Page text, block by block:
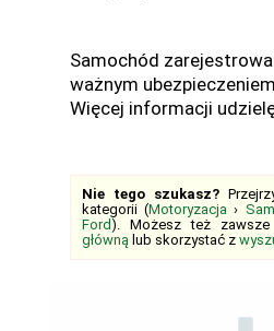
Samochód
ważnym
Więcej informacji
Nie tego szukasz?
kategorii (Motoryzacja ›
Ford). Możesz też
główną lub skorzystać z